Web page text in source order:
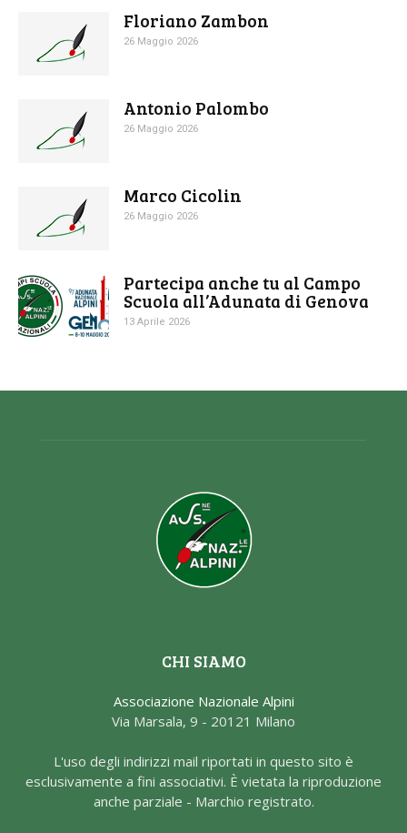
Floriano Zambon
26 Maggio 2026
Antonio Palombo
26 Maggio 2026
Marco Cicolin
26 Maggio 2026
Partecipa anche tu al Campo
Scuola all’Adunata di Genova
13 Aprile 2026
CHI SIAMO
Associazione Nazionale Alpini
Via Marsala, 9 - 20121 Milano
L'uso degli indirizzi mail riportati in questo sito è
esclusivamente a fini associativi. È vietata la riproduzione
anche parziale - Marchio registrato.